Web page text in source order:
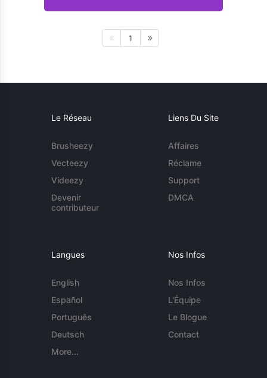
1
Le Réseau
Brusheezy
Vecteezy
Videezy
Devenir
contributeur
Liens Du Site
Affaires
Réclame
Support
DMCA
Langues
English
Español
Português
Deutsch
More...
Nos Infos
Nos Infos
L'Équipe
Le Blogue
Contact